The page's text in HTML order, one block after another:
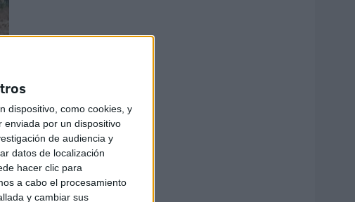
dispositivo, como cookies, y
enviada por un dispositivo
de audiencia y
datos de localización
hacer clic para
a cabo el procesamiento
y cambiar sus